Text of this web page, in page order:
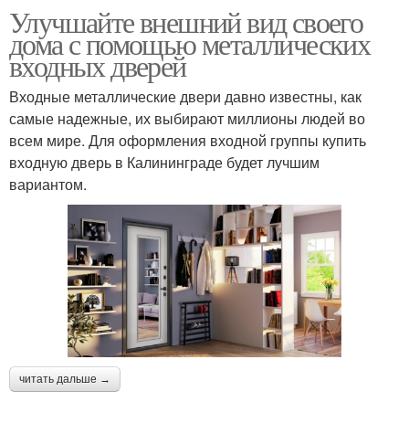
Улучшайте внешний вид своего
дома с помощью металлических
входных дверей
Входные металлические двери давно известны, как
самые надежные, их выбирают миллионы людей во
всем мире. Для оформления входной группы купить
входную дверь в Калининграде будет лучшим
вариантом.
читать дальше →